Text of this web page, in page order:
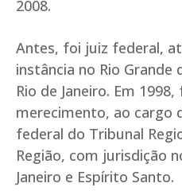
2008.
Antes, foi juiz federal,
instância no Rio Grande
Rio de Janeiro. Em
merecimento, ao cargo
federal do Tribunal
Região, com jurisdição
Janeiro e Espírito Santo.